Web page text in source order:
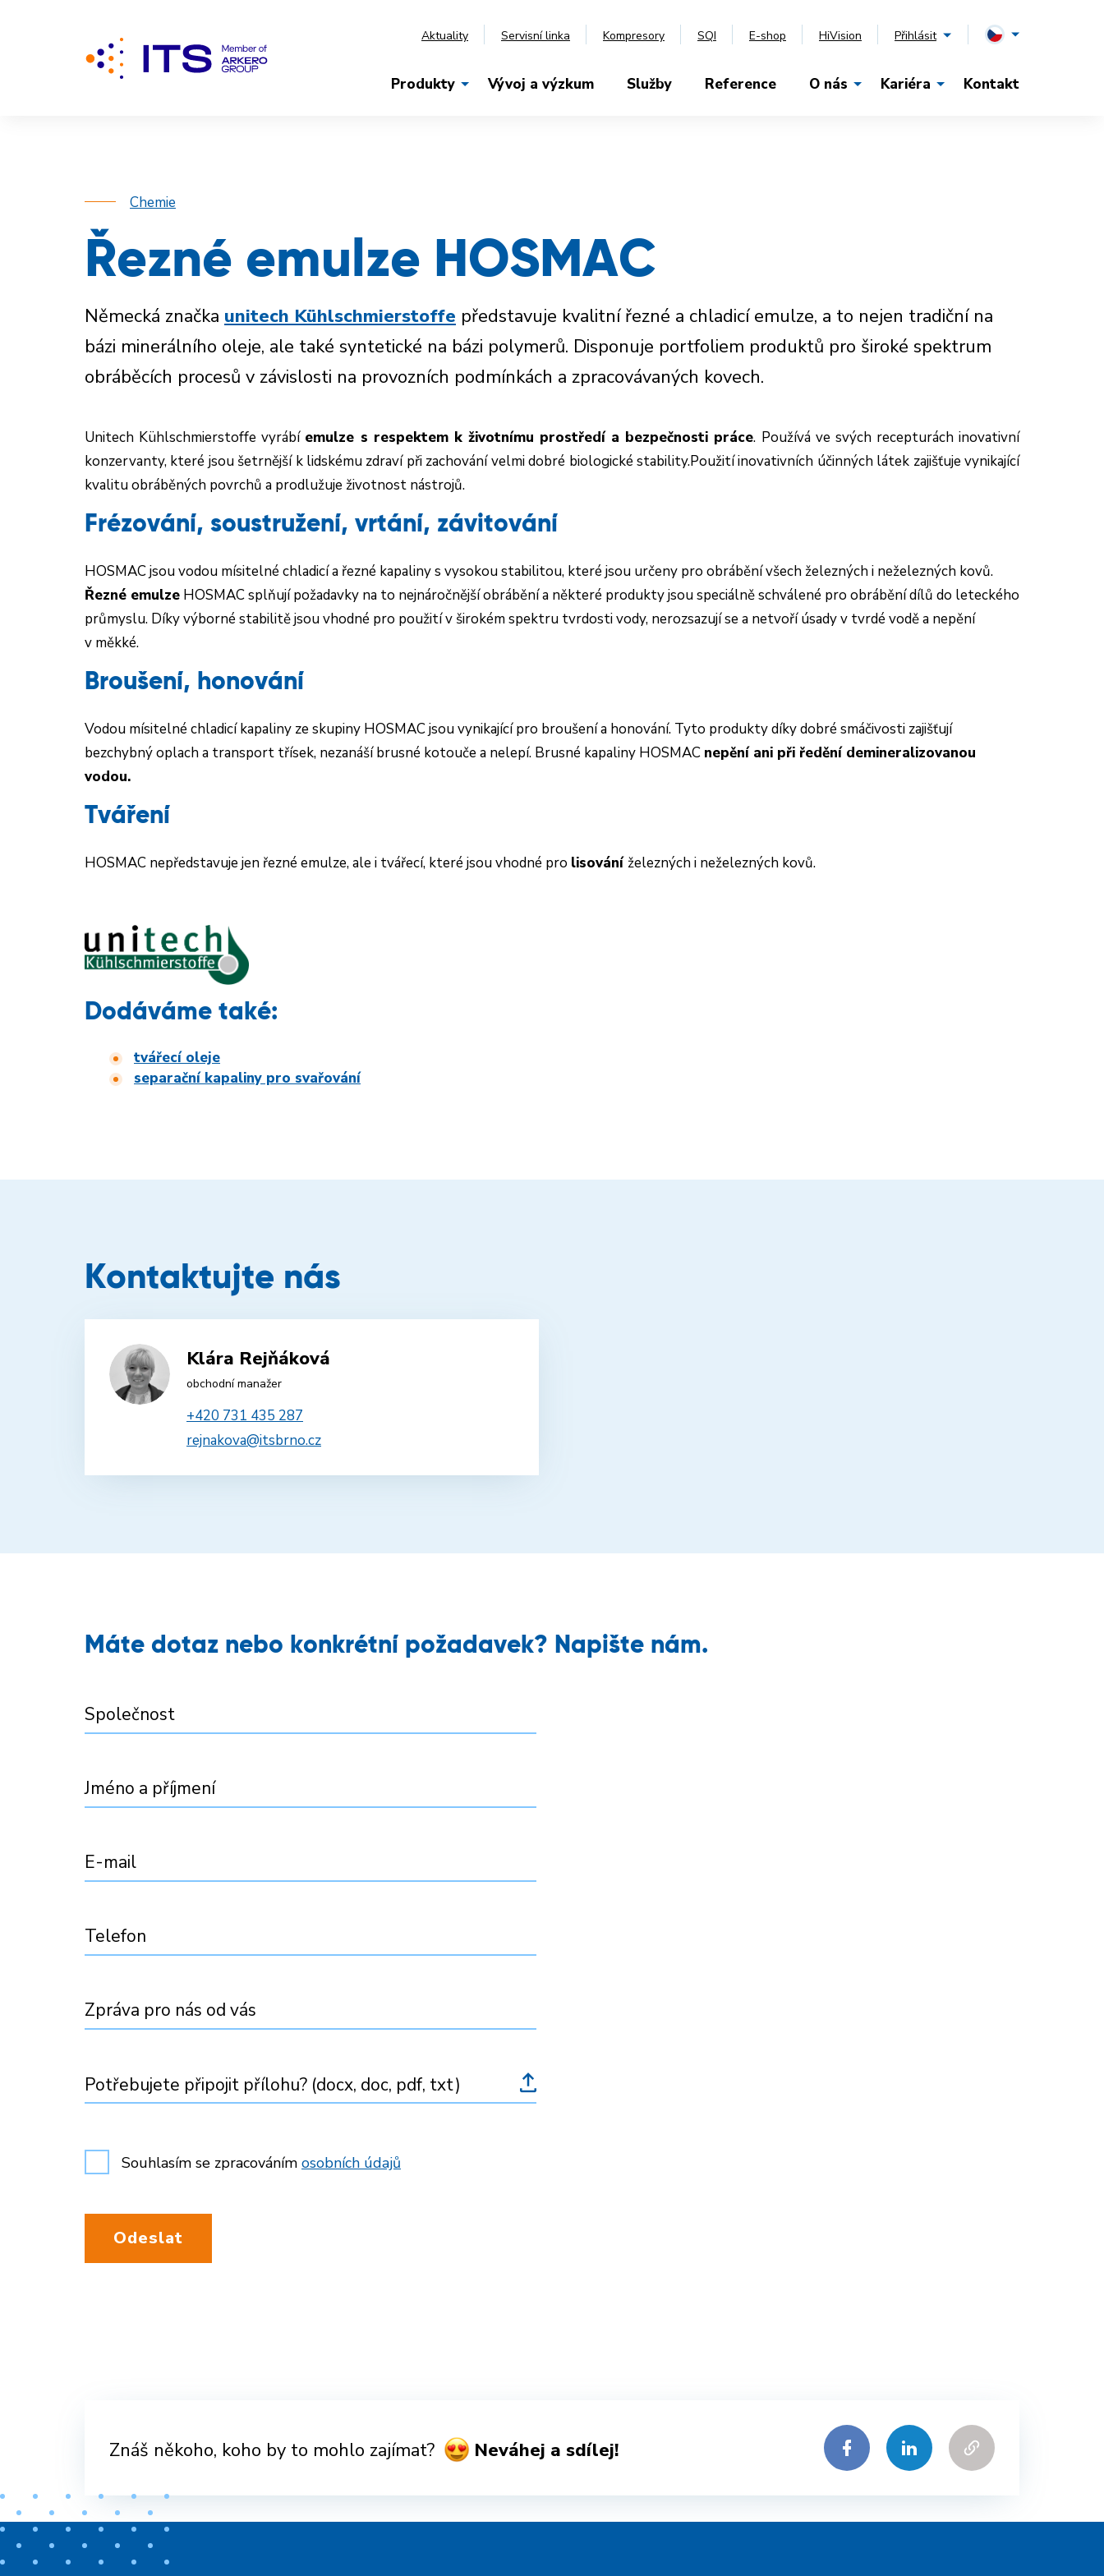
Aktuality Servisní linka Kompresory SQI E-shop HiVision Přihlásit
Produkty Vývoj a výzkum Služby Reference O nás Kariéra Kontakt
Chemie
Řezné emulze HOSMAC
Německá značka unitech Kühlschmierstoffe představuje kvalitní řezné a chladicí emulze, a to nejen tradiční na
bázi minerálního oleje, ale také syntetické na bázi polymerů. Disponuje portfoliem produktů pro široké spektrum
obráběcích procesů v závislosti na provozních podmínkách a zpracovávaných kovech.
Unitech Kühlschmierstoffe vyrábí emulze s respektem k životnímu prostředí a bezpečnosti práce. Používá ve svých recepturách inovativní
konzervanty, které jsou šetrnější k lidskému zdraví při zachování velmi dobré biologické stability.Použití inovativních účinných látek zajišťuje vynikající
kvalitu obráběných povrchů a prodlužuje životnost nástrojů.
Frézování, soustružení, vrtání, závitování
HOSMAC jsou vodou mísitelné chladicí a řezné kapaliny s vysokou stabilitou, které jsou určeny pro obrábění všech železných i neželezných kovů.
Řezné emulze HOSMAC splňují požadavky na to nejnáročnější obrábění a některé produkty jsou speciálně schválené pro obrábění dílů do leteckého
průmyslu. Díky výborné stabilitě jsou vhodné pro použití v širokém spektru tvrdosti vody, nerozsazují se a netvoří úsady v tvrdé vodě a nepění
v měkké.
Broušení, honování
Vodou mísitelné chladicí kapaliny ze skupiny HOSMAC jsou vynikající pro broušení a honování. Tyto produkty díky dobré smáčivosti zajišťují
bezchybný oplach a transport třísek, nezanáší brusné kotouče a nelepí. Brusné kapaliny HOSMAC nepění ani při ředění demineralizovanou
vodou.
Tváření
HOSMAC nepředstavuje jen řezné emulze, ale i tvářecí, které jsou vhodné pro lisování železných i neželezných kovů.
Dodáváme také:
tvářecí oleje
separační kapaliny pro svařování
Kontaktujte nás
Klára Rejňáková
obchodní manažer
+420 731 435 287
rejnakova@itsbrno.cz
Máte dotaz nebo konkrétní požadavek? Napište nám.
Společnost
Jméno a příjmení
E-mail
Telefon
Zpráva pro nás od vás
Potřebujete připojit přílohu? (docx, doc, pdf, txt)
Souhlasím se zpracováním osobních údajů
Odeslat
Znáš někoho, koho by to mohlo zajímat? Neváhej a sdílej!